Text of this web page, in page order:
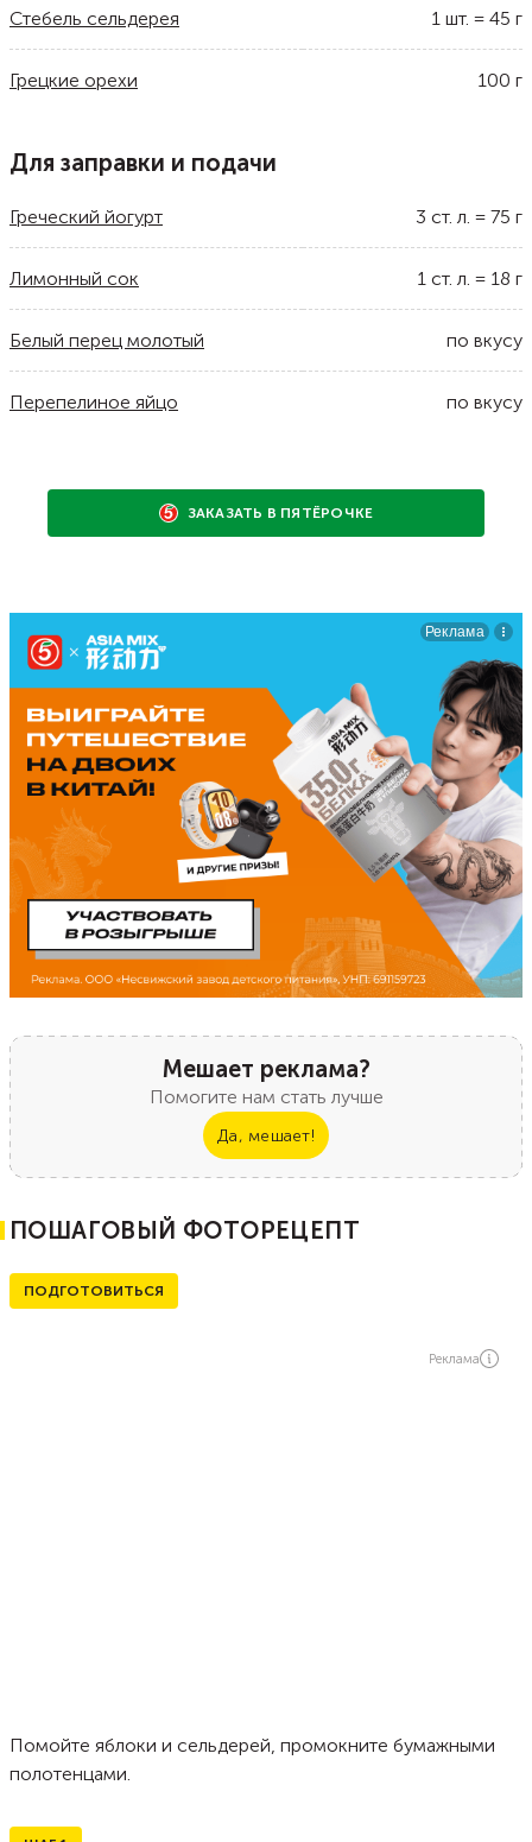
Стебель сельдерея 1 шт. = 45 г
Грецкие орехи 100 г
Для заправки и подачи
Греческий йогурт 3 ст. л. = 75 г
Лимонный сок 1 ст. л. = 18 г
Белый перец молотый по вкусу
Перепелиное яйцо по вкусу
ЗАКАЗАТЬ В ПЯТЁРОЧКЕ
Мешает реклама?
Помогите нам стать лучше
Да, мешает!
ПОШАГОВЫЙ ФОТОРЕЦЕПТ
ПОДГОТОВИТЬСЯ
Реклама
Помойте яблоки и сельдерей, промокните бумажными
полотенцами.